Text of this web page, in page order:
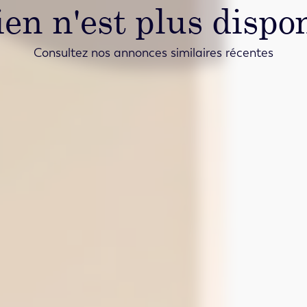
n'est plus
Consultez nos annonces similaires récentes